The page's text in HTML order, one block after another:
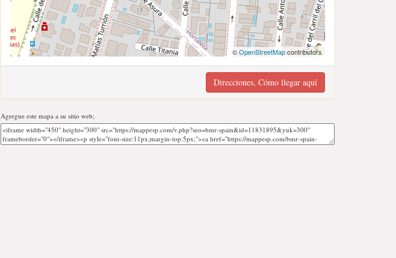
©OpenStreetMapcontributors
Direcciones, Cómo llegar aquí
Agregue este mapa a su sitio web;